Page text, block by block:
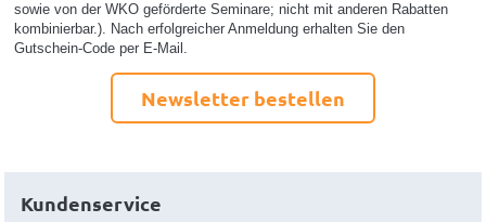
sowie von der WKO geförderte Seminare; nicht mit anderen Rabatten
kombinierbar.). Nach erfolgreicher Anmeldung erhalten Sie den
Gutschein-Code per E-Mail.
Newsletter bestellen
Kundenservice